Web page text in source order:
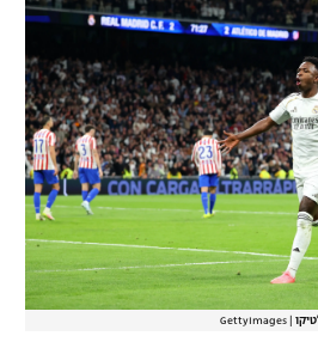
לבית עסק
GettyImages